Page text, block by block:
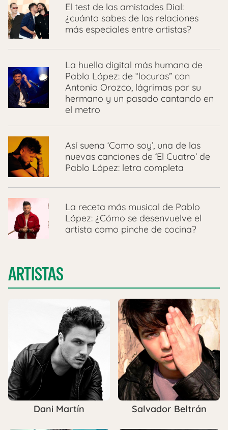
El test de las amistades Dial:
¿cuánto sabes de las relaciones
más especiales entre artistas?
La huella digital más humana de
Pablo López: de “locuras” con
Antonio Orozco, lágrimas por su
hermano y un pasado cantando en
el metro
Así suena ‘Como soy’, una de las
nuevas canciones de ‘El Cuatro’ de
Pablo López: letra completa
La receta más musical de Pablo
López: ¿Cómo se desenvuelve el
artista como pinche de cocina?
ARTISTAS
Dani Martín Salvador Beltrán